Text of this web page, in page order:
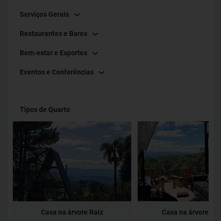
Serviços Gerais
Restaurantes e Bares
Bem-estar e Esportes
Eventos e Conferências
Tipos de Quarto
Casa na árvore Raiz Casa na árvore